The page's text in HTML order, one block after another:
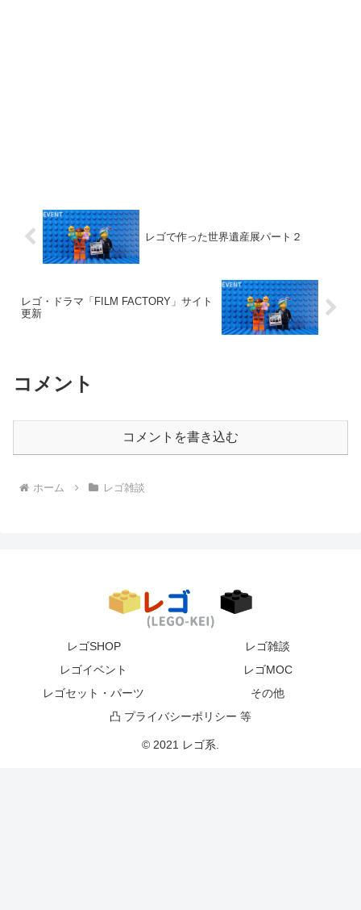
レゴで作った世界遺産展パート２
レゴ・ドラマ「FILM FACTORY」サイト
更新
コメント
コメントを書き込む
ホーム レゴ雑談
レゴSHOP
レゴ雑談
レゴイベント
レゴMOC
レゴセット・パーツ
その他
凸 プライバシーポリシー 等
© 2021 レゴ系.